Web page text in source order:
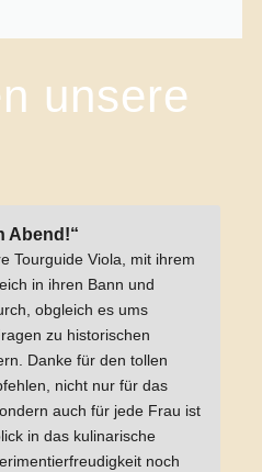
unsere
Abend!“
Tourguide Viola, mit ihrem
in ihren Bann und
obgleich es ums
zu historischen
Danke für den tollen
nicht nur für das
auch für jede Frau ist
in das kulinarische
noch